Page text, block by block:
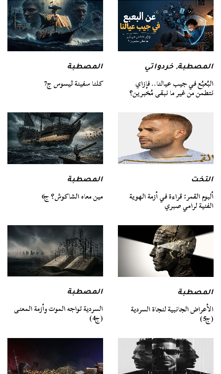
المصطبة,خردواتي
البُعبُع في جيب عيالنا.. فإزاي
نتطمن من غير ما نبقى مُخبرين؟
المصطبة
كلنا سفينة ثيسوس ج7
التخت
ألبوم القمر: قراءة في أزمة الهوية
الفنية لرامي صبري
المصطبة
مين معاه الشاكوش؟ ج6
المصطبة
الأعراض الجانبية لنجاة السردية
(ج5)
المصطبة
السردية تواجه الموت وأزمة المعنى
(ج4)